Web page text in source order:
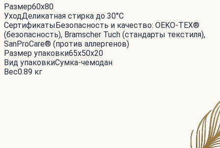
Размер60x80
УходДеликатная стирка до 30°С
СертификатыБезопасность и качество: OEKO-TEX®
(безопасность), Bramscher Tuch (стандарты текстиля),
SanProCare® (против аллергенов)
Размер упаковки65x50x20
Вид упаковкиСумка-чемодан
Вес0.89 кг